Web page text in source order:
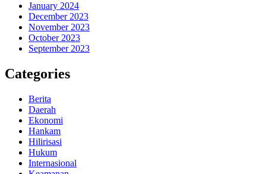
January 2024
December 2023
November 2023
October 2023
September 2023
Categories
Berita
Daerah
Ekonomi
Hankam
Hilirisasi
Hukum
Internasional